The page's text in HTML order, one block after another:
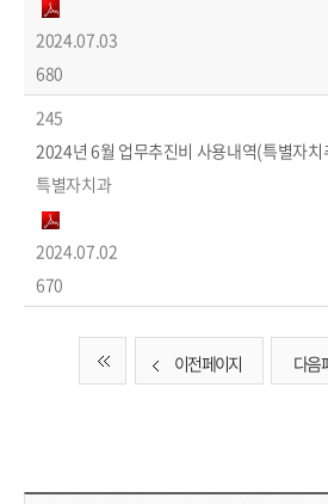
2024.07.03
680
245
2024년 6월 업무추진비 사용내역(특별자치
특별자치과
2024.07.02
670
이전 페이지 다음
컨텐츠 만족도 조사